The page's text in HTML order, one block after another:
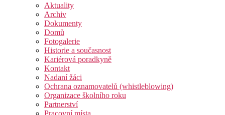
Aktuality
Archiv
Dokumenty
Domů
Fotogalerie
Historie a současnost
Kariérová poradkyně
Kontakt
Nadaní žáci
Ochrana oznamovatelů (whistleblowing)
Organizace školního roku
Partnerství
Pracovní místa